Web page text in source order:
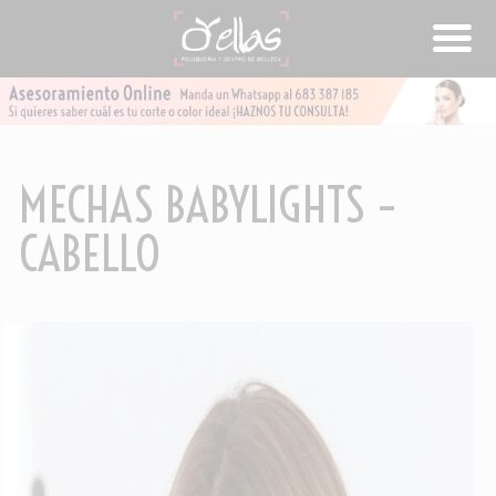
MECHAS BABYLIGHTS –
CABELLO